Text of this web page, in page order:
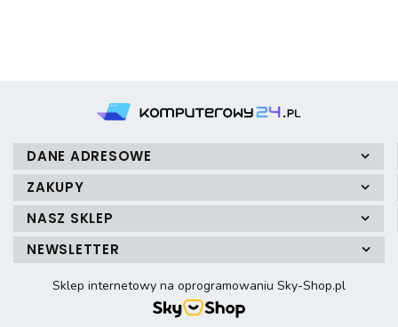
DANE ADRESOWE
ZAKUPY
NASZ SKLEP
NEWSLETTER
Sklep internetowy na oprogramowaniu Sky-Shop.pl